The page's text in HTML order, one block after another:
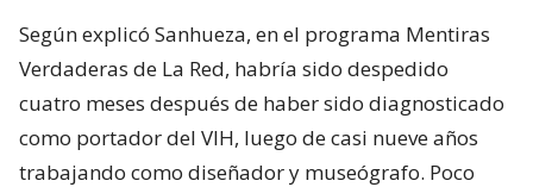
Según explicó Sanhueza, en el programa Mentiras
Verdaderas de La Red, habría sido despedido
cuatro meses después de haber sido diagnosticado
como portador del VIH, luego de casi nueve años
trabajando como diseñador y museógrafo. Poco